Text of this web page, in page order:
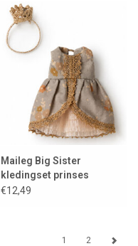
Maileg Big Sister
kledingset prinses
€12,49
1 2